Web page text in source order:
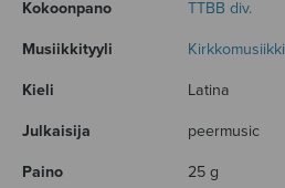
Kokoonpano
TTBB div.
Musiikkityyli Kirkkomusiikki
Kieli Latina
Julkaisija peermusic
Paino 25 g